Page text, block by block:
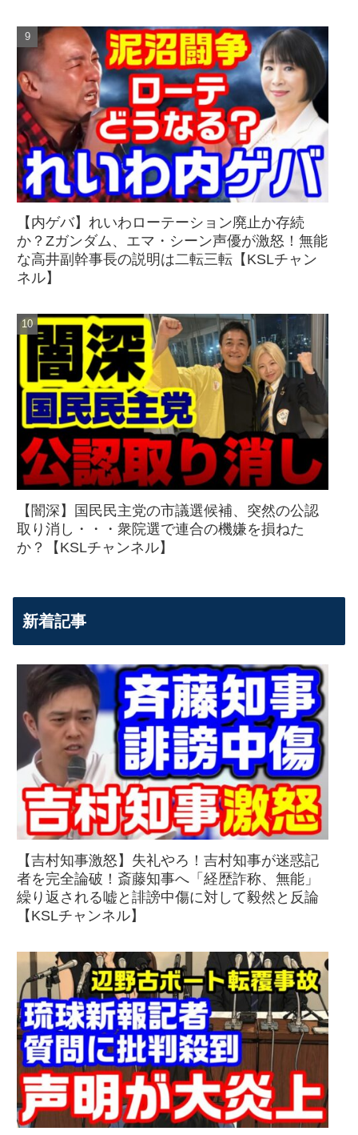
【内ゲバ】れいわローテーション廃止か存続
か？Zガンダム、エマ・シーン声優が激怒！無能
な高井副幹事長の説明は二転三転【KSLチャン
ネル】
【闇深】国民民主党の市議選候補、突然の公認
取り消し・・・衆院選で連合の機嫌を損ねた
か？【KSLチャンネル】
新着記事
【吉村知事激怒】失礼やろ！吉村知事が迷惑記
者を完全論破！斎藤知事へ「経歴詐称、無能」
繰り返される嘘と誹謗中傷に対して毅然と反論
【KSLチャンネル】